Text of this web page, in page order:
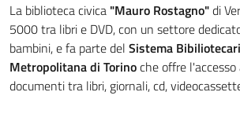
La biblioteca civica "Mauro Rostagno"di
5000 tra libri e DVD, con un settore
bambini, e fa parte del Sistema
Metropolitana di Torinoche offre
documenti tra libri, giornali, cd,